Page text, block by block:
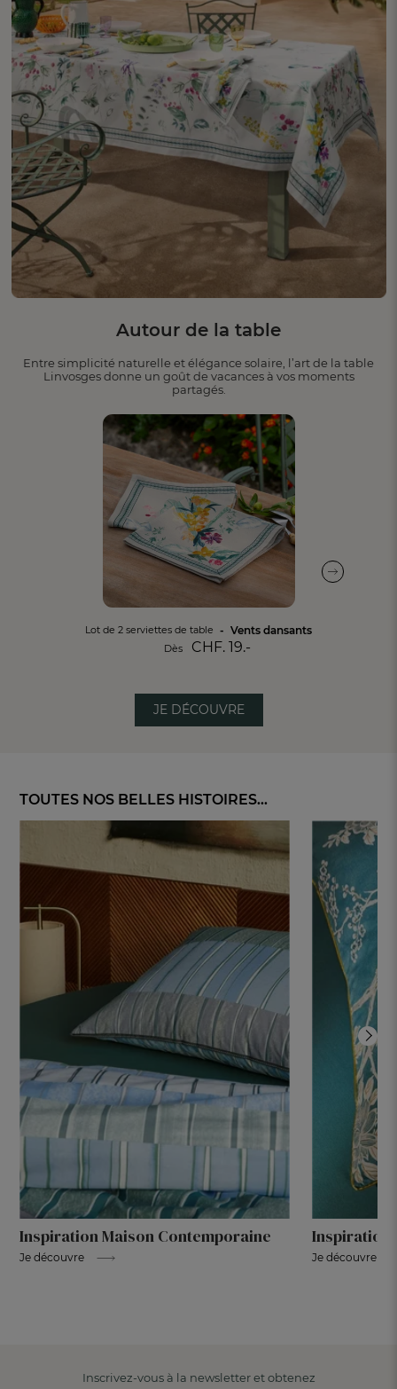
Autour de la table
Entre simplicité naturelle et élégance solaire, l’art de la table
Linvosges donne un goût de vacances à vos moments
partagés.
Lot de 2 serviettes de table Vents dansants
Dès CHF. 19.-
JE DÉCOUVRE
TOUTES NOS BELLES HISTOIRES...
Inspiration Maison Contemporaine
Je découvre
Inspiration
Je découvre
Inscrivez-vous à la newsletter et obtenez